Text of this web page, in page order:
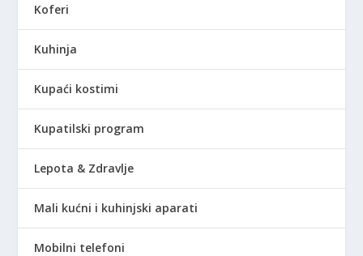
Koferi
Kuhinja
Kupaći kostimi
Kupatilski program
Lepota & Zdravlje
Mali kućni i kuhinjski aparati
Mobilni telefoni